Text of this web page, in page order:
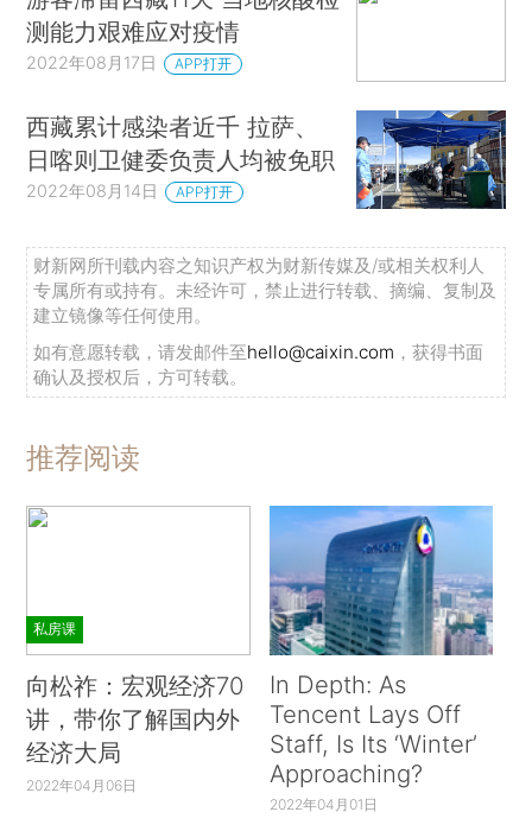
测能力艰难应对疫情
2022年08月17日 APP打开
西藏累计感染者近千 拉萨、
日喀则卫健委负责人均被免职
2022年08月14日 APP打开
财新网所刊载内容之知识产权为财新传媒及/或相关权利人
专属所有或持有。未经许可，禁止进行转载、摘编、复制及
建立镜像等任何使用。
如有意愿转载，请发邮件至hello@caixin.com ，获得书面
确认及授权后，方可转载。
推荐阅读
私房课
向松祚：宏观经济70
讲，带你了解国内外
经济大局
2022年04月06日
In Depth: As
Tencent Lays Off
Staff, Is Its ‘Winter’
Approaching?
2022年04月01日